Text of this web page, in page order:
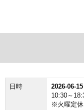
日時
2026-06-
10:30～
※火曜定休